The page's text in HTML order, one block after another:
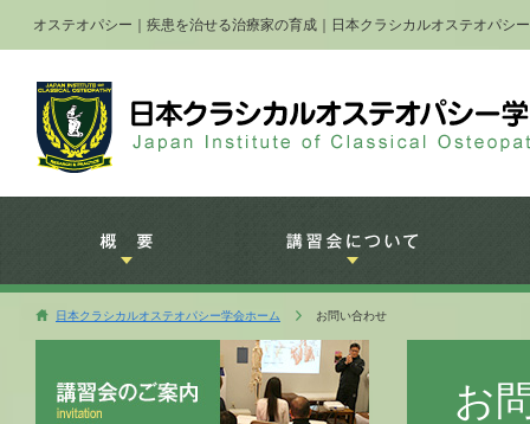
オステオパシー｜疾患を治せる治療家の育成｜日本クラシカルオステオパシ
日本クラシカルオステオパシー学会ホーム お問い合わせ
お